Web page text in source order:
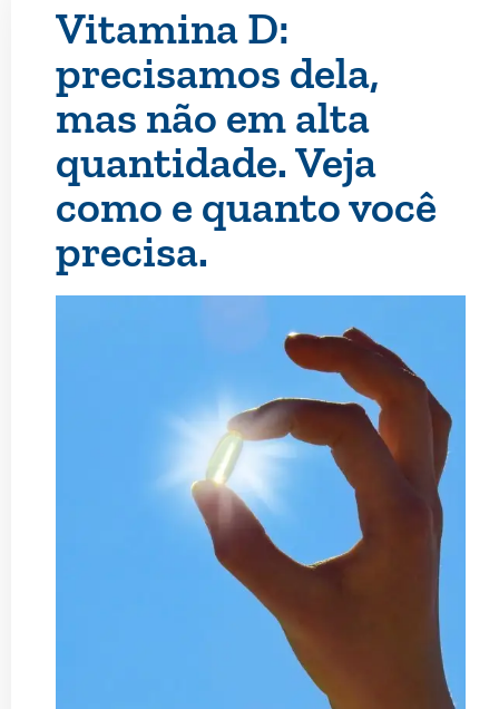
Vitamina D:
precisamos dela,
mas não em alta
quantidade. Veja
como e quanto você
precisa.